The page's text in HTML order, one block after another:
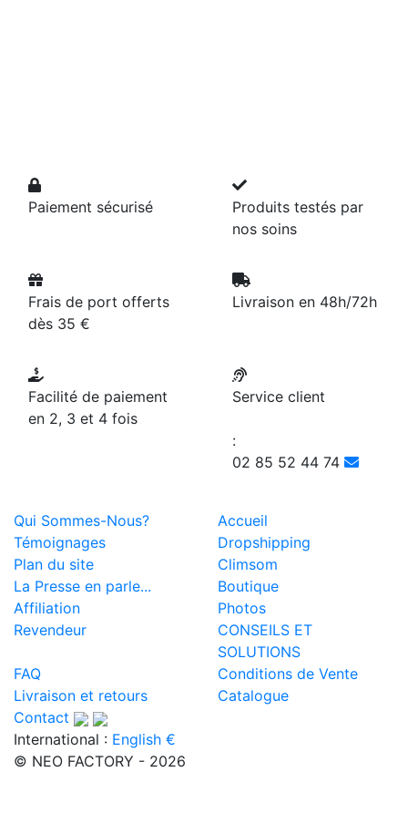
Paiement sécurisé
Produits testés par
nos soins
Frais de port offerts
dès 35 €
Livraison en 48h/72h
Facilité de paiement
en 2, 3 et 4 fois
Service client
:
02 85 52 44 74
Qui Sommes-Nous?
Accueil
Témoignages
Dropshipping
Plan du site
Climsom
La Presse en parle...
Boutique
Affiliation
Photos
Revendeur
CONSEILS ET
SOLUTIONS
FAQ
Conditions de Vente
Livraison et retours
Catalogue
Contact
International : English €
© NEO FACTORY - 2026